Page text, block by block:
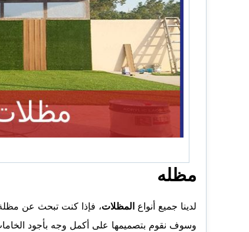
مظله
لدينا جميع أنواع المظلات، فإذا كنت تبحث عن مظلة
وسوف نقوم بتصميمها على أكمل وجه بأجود